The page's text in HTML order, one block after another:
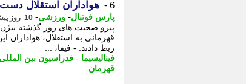
6 - هواداران استقلال دست
پارس فوتبال- ورزشی- 10 روز پیش - چهارشنبه 7 مرداد 1405، 09:27
پیرو صحبت های روز گذشته
قهرمانی به استقلال، هواداران
ربط دادند. - فیفا، ...
فینالیسیما - فدراسیون بین
قهرمان